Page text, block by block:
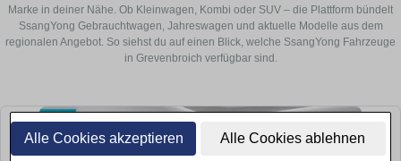
Alle Cookies akzeptieren Alle Cookies ablehnen
Marke in deiner Nähe. Ob Kleinwagen, Kombi oder SUV – die Plattform bündelt
SsangYong Gebrauchtwagen, Jahreswagen und aktuelle Modelle aus dem
regionalen Angebot. So siehst du auf einen Blick, welche SsangYong Fahrzeuge
in Grevenbroich verfügbar sind.